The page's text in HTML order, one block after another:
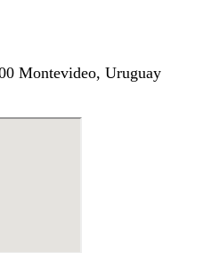
Montevideo, Uruguay